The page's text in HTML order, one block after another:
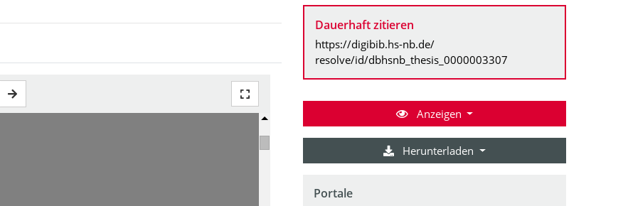
Dauerhaft zitieren
https://digibib.hs-nb.de/
resolve/id/dbhsnb_thesis_0000003307
Anzeigen
Herunterladen
Portale